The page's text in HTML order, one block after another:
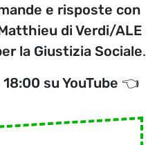
e risposte con
di Verdi/ALE
la Giustizia Sociale.
su YouTube 👈